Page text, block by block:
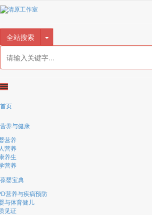
全站搜索
首页
营养与健康
营养
营养
养生
营养
葆婴宝典
营养与疾病预防
与体育健儿
见证